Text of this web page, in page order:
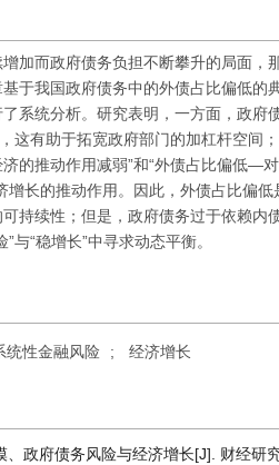
加而政府债务负担不断攀升的局面
于我国政府债务中的外债占比偏低
系统分析。研究表明，一方面，政
这有助于拓宽政府部门的加杠杆空
的推动作用减弱”和“外债占比偏低—
增长的推动作用。因此，外债占比偏
持续性；但是，政府债务过于依赖内
与“稳增长”中寻求动态平衡。
统性金融风险 ; 经济增长
政府债务风险与经济增长[J]. 财经研